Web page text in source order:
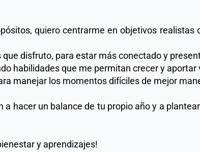
quiero centrarme en objetivos realistas
disfruto, para estar más conectado y
habilidades que me permitan crecer y aportar
manejar los momentos difíciles de mejor
a hacer un balance de tu propio año y a
y aprendizajes!